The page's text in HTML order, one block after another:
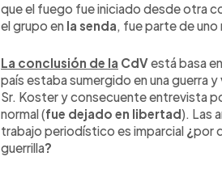
que el fuego fue iniciado desde otra
el grupo en la senda, fue parte de
La conclusión de la CdVestá basa
país estaba sumergido en una guerra y
Sr. Koster y consecuente entrevista
normal (fue dejado en libertad). Las
trabajo periodístico es imparcial ¿por
guerrilla?